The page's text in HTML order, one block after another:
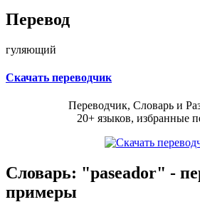
Перевод
гуляющий
Скачать переводчик
Переводчик, Словарь и
20+ языков, избранные
Словарь: "paseador" -
примеры